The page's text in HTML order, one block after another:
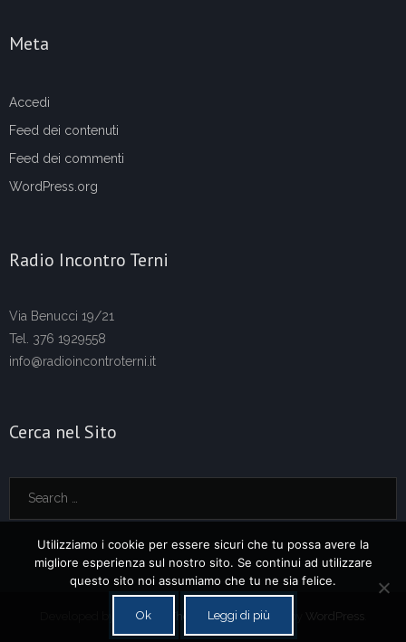
Meta
Accedi
Feed dei contenuti
Feed dei commenti
WordPress.org
Radio Incontro Terni
Via Benucci 19/21
Tel. 376 1929558
info@radioincontroterni.it
Cerca nel Sito
Think Up Themes Ltd. Powered by WordPress
Utilizziamo i cookie per essere sicuri che tu possa avere la
migliore esperienza sul nostro sito. Se continui ad utilizzare
questo sito noi assumiamo che tu ne sia felice.
Ok Leggi di più